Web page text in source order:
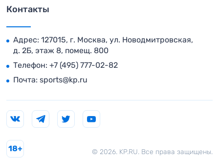
Контакты
Адрес: 127015, г. Москва, ул. Новодмитровская,
д. 2Б, этаж 8, помещ. 800
Телефон: +7 (495) 777-02-82
Почта: sports@kp.ru
© 2026. KP.RU. Все права защищены.
18+